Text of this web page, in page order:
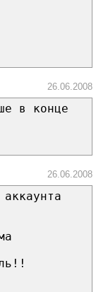
26.06.2008
в конце
26.06.2008